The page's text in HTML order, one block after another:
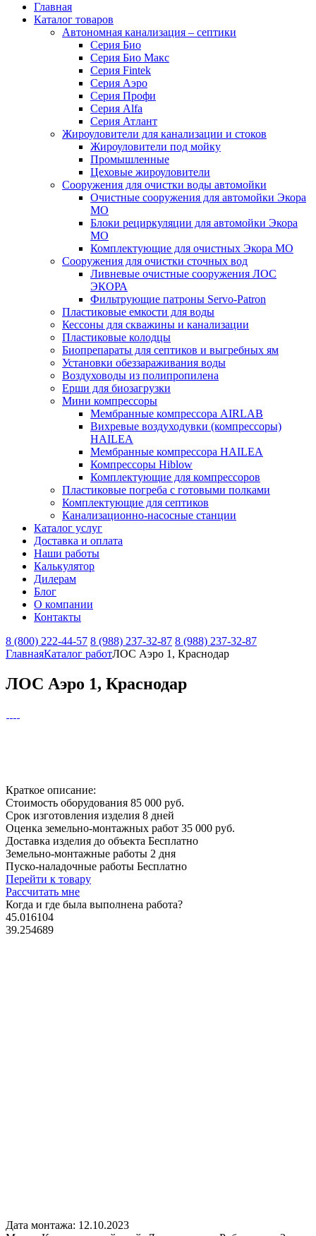
Главная
Каталог товаров
Автономная канализация – септики
Серия Био
Серия Био Макс
Серия Fintek
Серия Аэро
Серия Профи
Серия Alfa
Серия Атлант
Жироуловители для канализации и стоков
Жироуловители под мойку
Промышленные
Цеховые жироуловители
Сооружения для очистки воды автомойки
Очистные сооружения для автомойки Экора
МО
Блоки рециркуляции для автомойки Экора
МО
Комплектующие для очистных Экора МО
Сооружения для очистки сточных вод
Ливневые очистные сооружения ЛОС
ЭКОРА
Фильтрующие патроны Servo-Patron
Пластиковые емкости для воды
Кессоны для скважины и канализации
Пластиковые колодцы
Биопрепараты для септиков и выгребных ям
Установки обеззараживания воды
Воздуховоды из полипропилена
Ерши для биозагрузки
Мини компрессоры
Мембранные компрессора AIRLAB
Вихревые воздуходувки (компрессоры)
HAILEA
Мембранные компрессора HAILEA
Компрессоры Hiblow
Комплектующие для компрессоров
Пластиковые погреба с готовыми полками
Комплектующие для септиков
Канализационно-насосные станции
Каталог услуг
Доставка и оплата
Наши работы
Калькулятор
Дилерам
Блог
О компании
Контакты
8 (800) 222-44-57 8 (988) 237-32-87 8 (988) 237-32-87
ГлавнаяКаталог работЛОС Аэро 1, Краснодар
ЛОС Аэро 1, Краснодар
Краткое описание:
Стоимость оборудования 85 000 руб.
Срок изготовления изделия 8 дней
Оценка земельно-монтажных работ 35 000 руб.
Доставка изделия до объекта Бесплатно
Земельно-монтажные работы 2 дня
Пуско-наладочные работы Бесплатно
Перейти к товару
Рассчитать мне
Когда и где была выполнена работа?
45.016104
39.254689
Дата монтажа: 12.10.2023